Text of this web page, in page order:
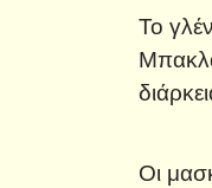
Το
Οι